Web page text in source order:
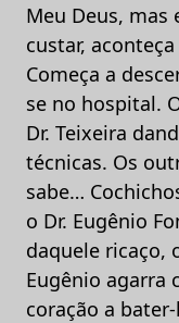
Meu Deus, mas
custar,
Começa a
se no hospital.
Dr. Teixeira
técnicas. Os
sabe…
o Dr. Eugênio
daquele ricaço,
Eugênio agarra
coração a